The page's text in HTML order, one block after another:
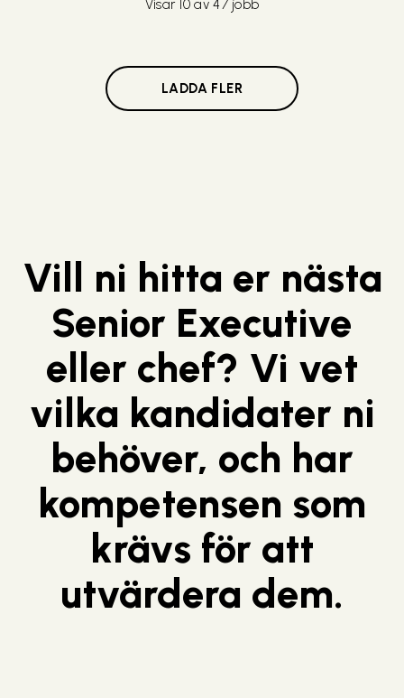
Visar 10 av 47 jobb
LADDA FLER
Vill ni hitta er nästa
Senior Executive
eller chef? Vi vet
vilka kandidater ni
behöver, och har
kompetensen som
krävs för att
utvärdera dem.